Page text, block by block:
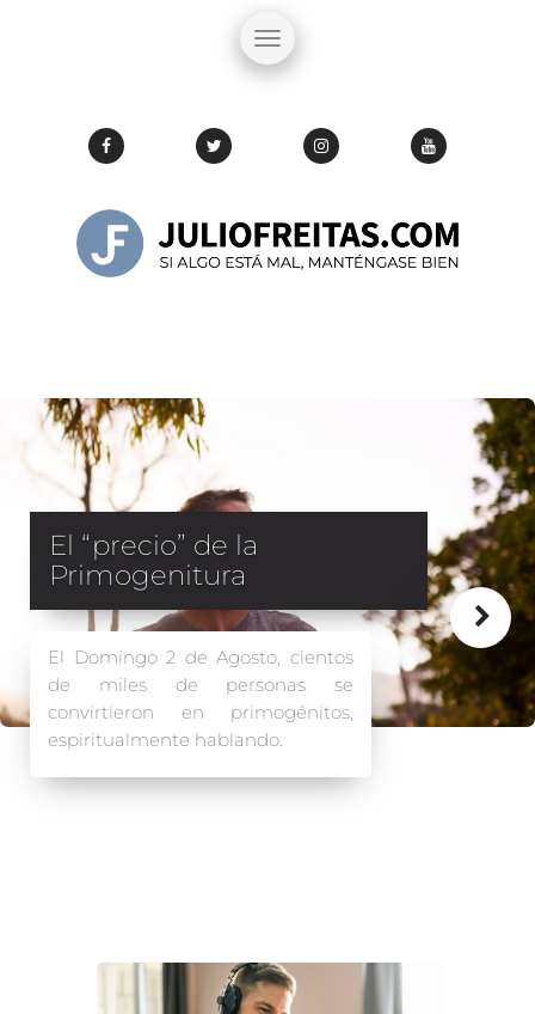
No alimentes
conversaciones que no
edifican
Frecuentemente, algunas
personas tienen la costumbre de
comentar sobre la salida de un
obispo, pastor u obrero de la Obra